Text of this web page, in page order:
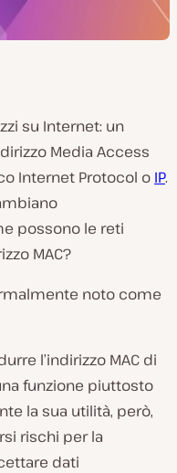
su Internet: un
Media Access
Internet Protocol o IP.
possono le reti
MAC?
noto come
l’indirizzo MAC di
funzione piuttosto
la sua utilità, però,
rischi per la
dati